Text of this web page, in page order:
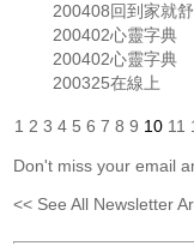
200408回到家就
200402心靈字典
200402心靈字典
200325在線上
1 2 3 4 5 6 7 8 9 10 11
Don't miss your email
<< See All Newsletter